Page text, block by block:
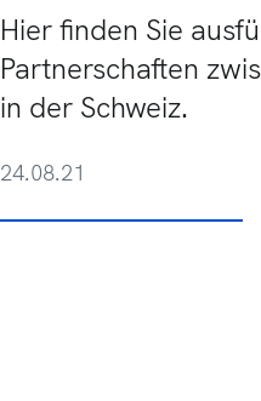
Hier finden Sie
Partnerschaften
in der Schweiz.
24.08.21